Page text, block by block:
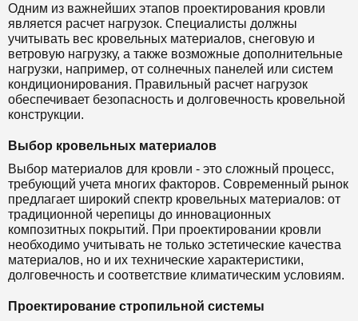
Одним из важнейших этапов проектирования кровли
является расчет нагрузок. Специалисты должны
учитывать вес кровельных материалов, снеговую и
ветровую нагрузку, а также возможные дополнительные
нагрузки, например, от солнечных панелей или систем
кондиционирования. Правильный расчет нагрузок
обеспечивает безопасность и долговечность кровельной
конструкции.
Выбор кровельных материалов
Выбор материалов для кровли - это сложный процесс,
требующий учета многих факторов. Современный рынок
предлагает широкий спектр кровельных материалов: от
традиционной черепицы до инновационных
композитных покрытий. При проектировании кровли
необходимо учитывать не только эстетические качества
материалов, но и их технические характеристики,
долговечность и соответствие климатическим условиям.
Проектирование стропильной системы